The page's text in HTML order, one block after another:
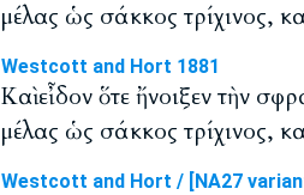
μέλας ὡς σάκκος τρίχινος,
Westcott and Hort 1881
Καὶ εἶδον ὅτε ἤνοιξεν τὴν
μέλας ὡς σάκκος τρίχινος,
Westcott and Hort / [NA27